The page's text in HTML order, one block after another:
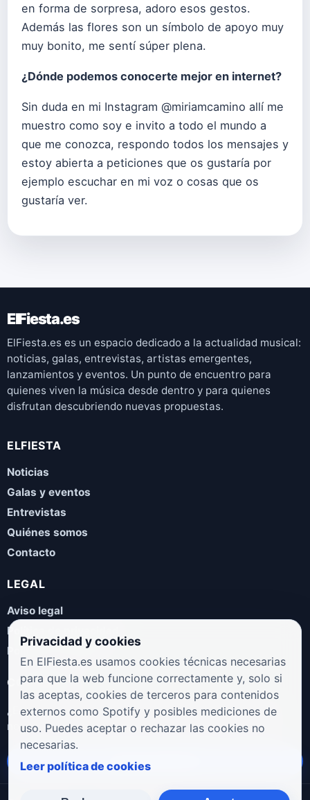
en forma de sorpresa, adoro esos gestos.
Además las flores son un símbolo de apoyo muy
muy bonito, me sentí súper plena.
¿Dónde podemos conocerte mejor en internet?
Sin duda en mi Instagram @miriamcamino allí me
muestro como soy e invito a todo el mundo a
que me conozca, respondo todos los mensajes y
estoy abierta a peticiones que os gustaría por
ejemplo escuchar en mi voz o cosas que os
gustaría ver.
ElFiesta.es
ElFiesta.es es un espacio dedicado a la actualidad musical:
noticias, galas, entrevistas, artistas emergentes,
lanzamientos y eventos. Un punto de encuentro para
quienes viven la música desde dentro y para quienes
disfrutan descubriendo nuevas propuestas.
ELFIESTA
Noticias
Galas y eventos
Entrevistas
Quiénes somos
Contacto
LEGAL
Aviso legal
Política de privacidad
Política de cookies
COLABORA
¿Eres artista, manager, sello o promotor? Envíanos tus
novedades, galas, entrevistas o propuestas musicales.
Enviar propuesta
Privacidad y cookies
En ElFiesta.es usamos cookies técnicas necesarias
para que la web funcione correctamente y, solo si
las aceptas, cookies de terceros para contenidos
externos como Spotify y posibles mediciones de
uso. Puedes aceptar o rechazar las cookies no
necesarias.
Leer política de cookies